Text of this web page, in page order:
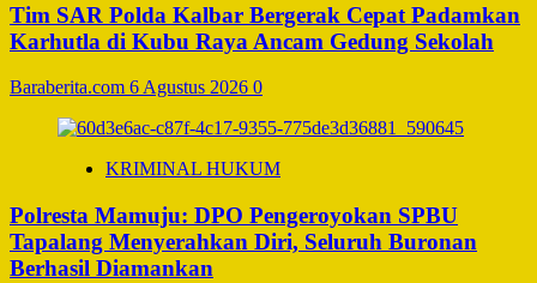
Tim SAR Polda Kalbar Bergerak Cepat Padamkan
Karhutla di Kubu Raya Ancam Gedung Sekolah
Baraberita.com 6 Agustus 2026 0
KRIMINAL HUKUM
Polresta Mamuju: DPO Pengeroyokan SPBU
Tapalang Menyerahkan Diri, Seluruh Buronan
Berhasil Diamankan